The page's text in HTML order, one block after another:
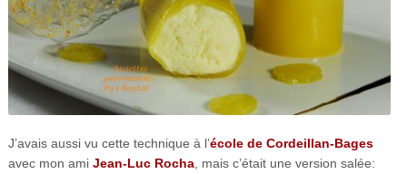
J’avais aussi vu cette technique à l’école de Cordeillan-Bages
avec mon ami Jean-Luc Rocha, mais c’était une version salée: